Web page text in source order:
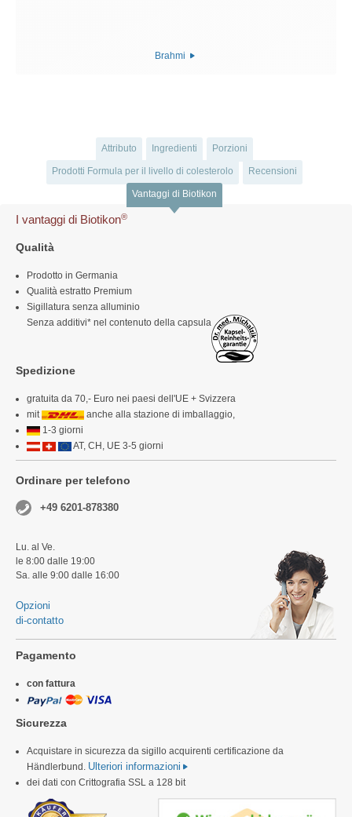
Brahmi
Attributo Ingredienti Porzioni
Prodotti Formula per il livello di colesterolo Recensioni
Vantaggi di Biotikon
I vantaggi di Biotikon®
Qualità
Prodotto in Germania
Qualità estratto Premium
Sigillatura senza alluminio
Senza additivi* nel contenuto della capsula
Spedizione
gratuita da 70,- Euro nei paesi dell'UE + Svizzera
mit
anche alla stazione di imballaggio,
1-3 giorni
AT, CH, UE 3-5 giorni
Ordinare per telefono
+49 6201-878380
Lu. al Ve.
le 8:00 dalle 19:00
Sa. alle 9:00 dalle 16:00
Opzioni
di-contatto
Pagamento
con fattura
Sicurezza
Acquistare in sicurezza da sigillo acquirenti certificazione da
Händlerbund. Ulteriori informazioni
dei dati con Crittografia SSL a 128 bit